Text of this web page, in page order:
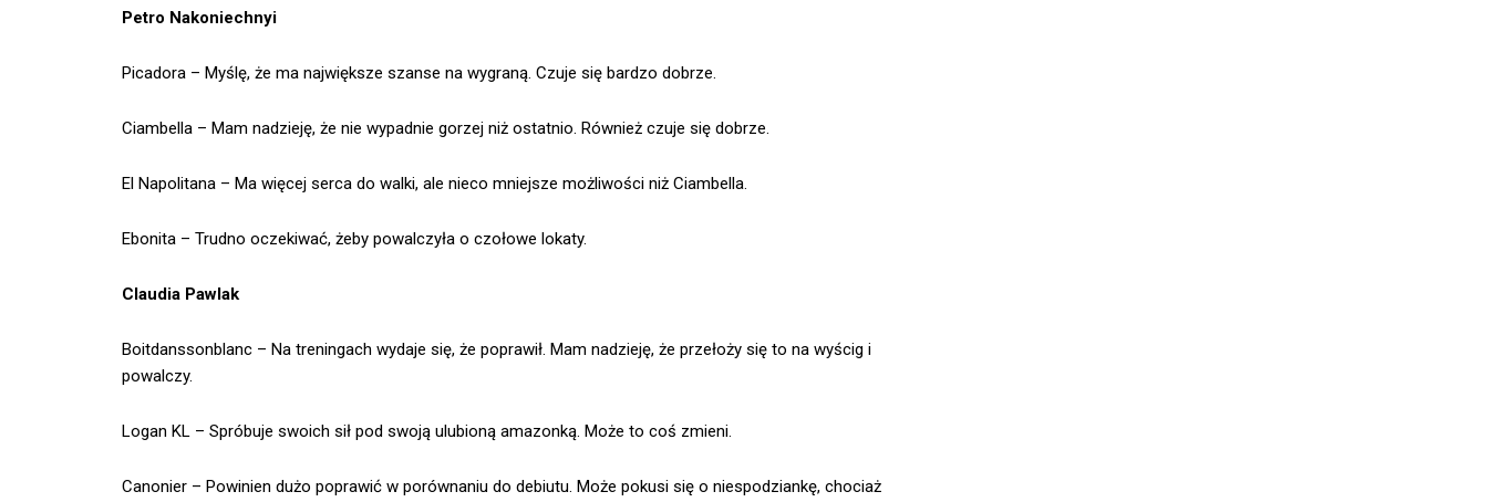
Petro Nakoniechnyi
Picadora – Myślę, że ma największe szanse na wygraną. Czuje się bardzo dobrze.
Ciambella – Mam nadzieję, że nie wypadnie gorzej niż ostatnio. Również czuje się dobrze.
El Napolitana – Ma więcej serca do walki, ale nieco mniejsze możliwości niż Ciambella.
Ebonita – Trudno oczekiwać, żeby powalczyła o czołowe lokaty.
Claudia Pawlak
Boitdanssonblanc – Na treningach wydaje się, że poprawił. Mam nadzieję, że przełoży się to na wyścig i
powalczy.
Logan KL – Spróbuje swoich sił pod swoją ulubioną amazonką. Może to coś zmieni.
Canonier – Powinien dużo poprawić w porównaniu do debiutu. Może pokusi się o niespodziankę, chociaż